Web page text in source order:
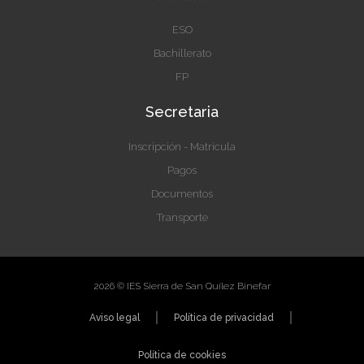
ESO
Bachillerato
FP
Secretaria
Inscripción - Matricula
Pagos
Documentos
Transporte
2026 © IES Sierra de San Quílez Binefar
Aviso legal Política de privacidad
Política de cookies